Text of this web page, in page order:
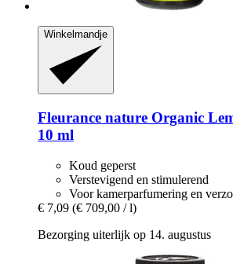
Winkelmandje
Fleurance nature Organic
10 ml
Koud geperst
Verstevigend en stimulerend
Voor kamerparfumering en
€ 7,09 (€ 709,00 / l)
Bezorging uiterlijk op 14. augustus